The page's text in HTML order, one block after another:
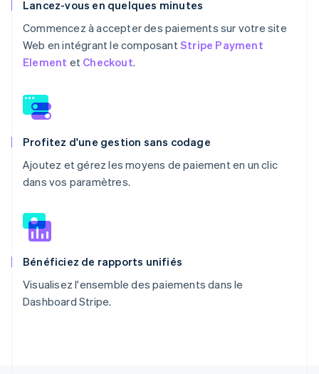
Lancez-vous en quelques minutes
Commencez à accepter des paiements sur votre site
Web en intégrant le composantStripe Payment
Element et Checkout.
Profitez d'une gestion sans codage
Ajoutez et gérez les moyens de paiement en un clic
dans vos paramètres.
Bénéficiez de rapports unifiés
Visualisez l'ensemble des paiements dans le
Dashboard Stripe.